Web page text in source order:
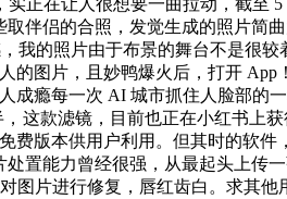
正在让人很想要一曲拉动，截至
伴侣的合照，发觉生成的照片
我的照片由于布景的舞台不是很
图片，且妙鸭爆火后，打开
成瘾每一次 AI 城市抓住人脸部的
这款滤镜，目前也正在小红书上
版本供用户利用。但其时的软
置能力曾经很强，从最起头上
图片进行修复，唇红齿白。求其